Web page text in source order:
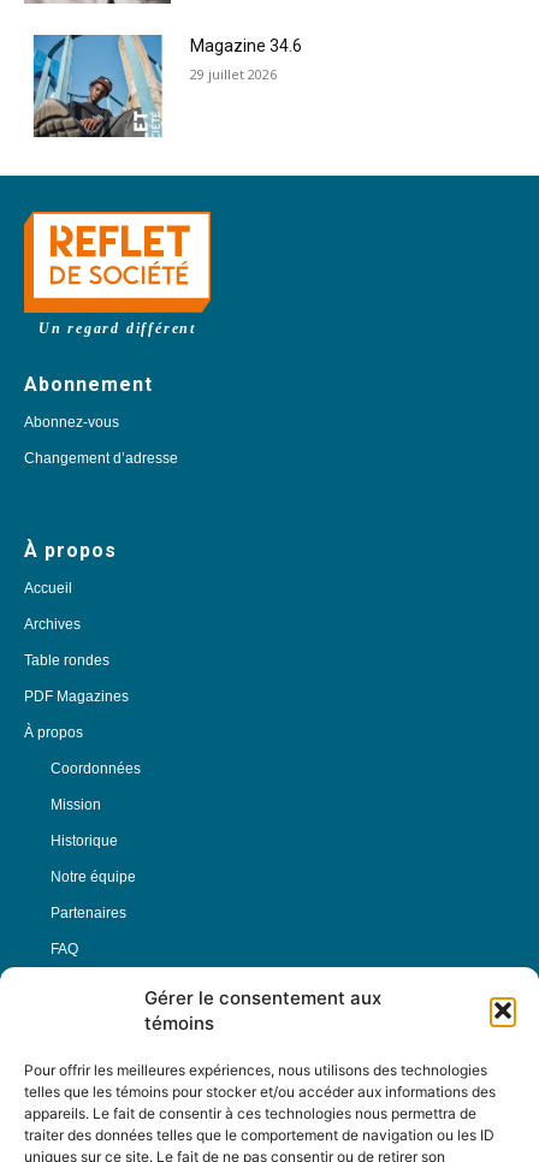
Gérer le consentement aux
témoins
Pour offrir les meilleures expériences, nous utilisons des technologies
telles que les témoins pour stocker et/ou accéder aux informations des
appareils. Le fait de consentir à ces technologies nous permettra de
traiter des données telles que le comportement de navigation ou les ID
uniques sur ce site. Le fait de ne pas consentir ou de retirer son
Magazine 34.6
29 juillet 2026
Un regard différent
Abonnement
Abonnez-vous
Changement d’adresse
À propos
Accueil
Archives
Table rondes
PDF Magazines
À propos
Coordonnées
Mission
Historique
Notre équipe
Partenaires
FAQ
Nous Suivre